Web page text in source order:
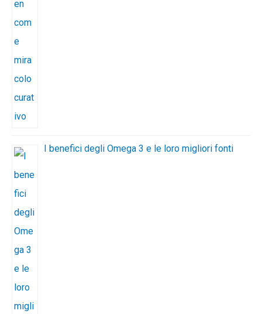
I benefici degli Omega 3 e le loro migliori fonti